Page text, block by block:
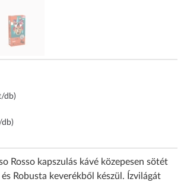
db)
Rosso kapszulás kávé közepesen sötét
Robusta keverékből készül. Ízvilágát